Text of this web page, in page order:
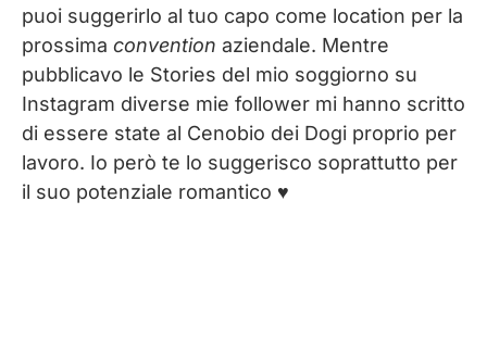
puoi suggerirlo al tuo capo come location per la
prossima convention aziendale. Mentre
pubblicavo le Stories del mio soggiorno su
Instagram diverse mie follower mi hanno scritto
di essere state al Cenobio dei Dogi proprio per
lavoro. Io però te lo suggerisco soprattutto per
il suo potenziale romantico ♥︎